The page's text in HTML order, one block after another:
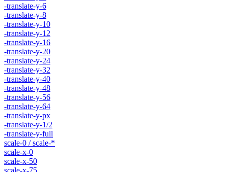
-translate-y-6
-translate-y-8
-translate-y-10
-translate-y-12
-translate-y-16
-translate-y-20
-translate-y-24
-translate-y-32
-translate-y-40
-translate-y-48
-translate-y-56
-translate-y-64
-translate-y-px
-translate-y-1/2
-translate-y-full
scale-0 / scale-*
scale-x-0
scale-x-50
scale-x-75